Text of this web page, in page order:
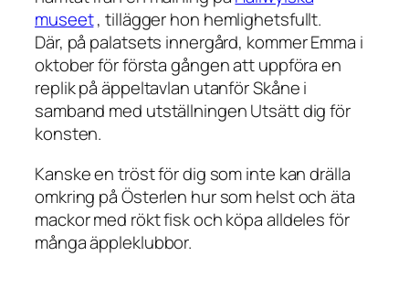
museet, tillägger hon hemlighetsfullt.
Där, på palatsets innergård, kommer Emma i
oktober för första gången att uppföra en
replik på äppeltavlan utanför Skåne i
samband med utställningen Utsätt dig för
konsten.
Kanske en tröst för dig som inte kan drälla
omkring på Österlen hur som helst och äta
mackor med rökt fisk och köpa alldeles för
många äppleklubbor.